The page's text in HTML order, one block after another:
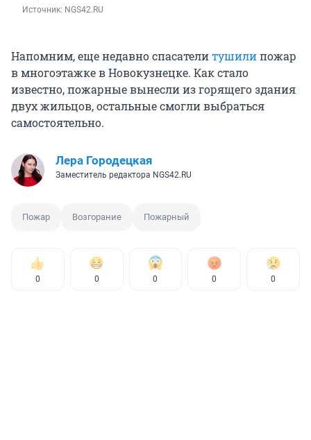
Источник: NGS42.RU
Напомним, еще недавно спасателитушилипожар
в многоэтажке в Новокузнецке. Как стало
известно, пожарные вынесли из горящего здания
двух жильцов, остальные смогли выбраться
самостоятельно.
Лера Городецкая
Заместитель редактора NGS42.RU
Пожар Возгорание Пожарный
0 0 0 0 0